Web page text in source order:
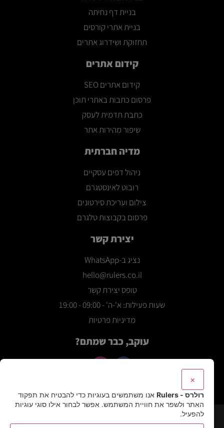
בניית דף נחיתה
בניית אתרי קורסים
תחזוקת ושידרוג אתרים
קידום אתרים
קידום אתרים SEO
פרסום כתבות באתרי תוכן
כתבת תדמית לעסק
שיפור מהירות אתר
מדיה חברתית
ניהול דפים עסקיים
רובוט לאינסטגרם
צילום ועריכת סירטונים
פרסום בקבוצות טלגרם
יצירת קשר
נציג ב-WhatsApp
hello@rulers.co.il
טופס יצירת קשר
שעות פעילות: א'-ה' - 09:00 - 19:00
מדיניות פרטיות
עוקב, כבר שמתם?
×
רולרס - Rulers
אנו משתמשים בעוגיות כדי להבטיח את תפקוד
האתר ולשפר את חוויית המשתמש. אפשר לבחור אילו סוגי עוגיות
להפעיל.